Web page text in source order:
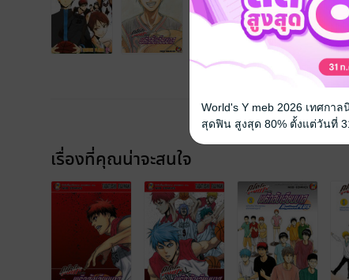
เรื่องที่คุณน่าจะสนใจ
World's Y meb 2026 เทศกา
สุดฟิน สูงสุด 80% ตั้งแต่วันที่